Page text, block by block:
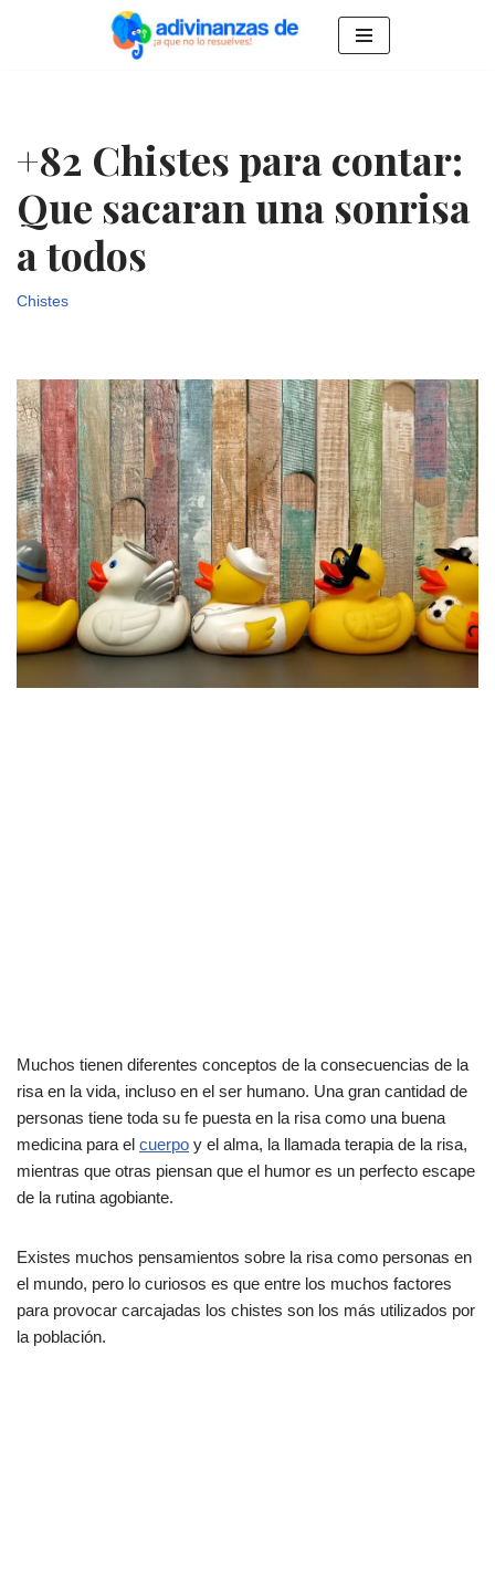
+82 Chistes para contar:
Que sacaran una sonrisa
a todos
Chistes
Muchos tienen diferentes conceptos de la consecuencias de la
risa en la vida, incluso en el ser humano. Una gran cantidad de
personas tiene toda su fe puesta en la risa como una buena
medicina para el cuerpo y el alma, la llamada terapia de la risa,
mientras que otras piensan que el humor es un perfecto escape
de la rutina agobiante.
Existes muchos pensamientos sobre la risa como personas en
el mundo, pero lo curiosos es que entre los muchos factores
para provocar carcajadas los chistes son los más utilizados por
la población.